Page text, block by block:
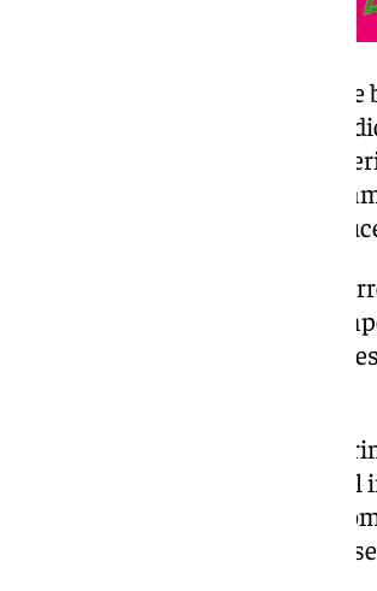
El Ifapa es «esa mano amiga
problemas del sector», ha
proyectos de investigación,
que la innovación sea una
agricultores y ganaderos
Durante la jornada, se han
ensayos experimentales de
los proyectos que el Ifapa ha
Por un lado, el proyecto de
‘CompostAnd’, coordinado por
enfoca en la reutilización y el
extensivos y frutales más